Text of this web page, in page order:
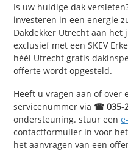
Is uw huidige dak
investeren in een energie
Dakdekker Utrecht aan het
exclusief met een SKEV
héél Utrecht gratis
offerte wordt opgesteld.
Heeft u vragen aan of over
servicenummer via ☎ 035-
ondersteuning. stuur een
contactformulier in voor
het aanvragen van een